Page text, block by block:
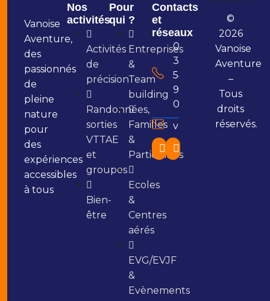
Vanoise
Aventure,
des
passionnés
de
pleine
nature
pour
des
expériences
accessibles
à tous
Nos
activités
Activités
de
précision
Randonnées,
sorties
VTTAE
et
groupes
Bien-
être
Pour
qui ?
Entreprises
&
Team
building
Familles
&
Particuliers
Ecoles
&
Centres
aérés
EVG/EVJF
&
Evènements
Contacts
et
réseaux
06
37
54
96
01
Facebook
©
2026
Vanoise
Aventure
–
Tous
droits
réservés.